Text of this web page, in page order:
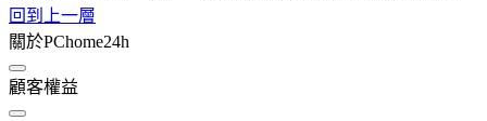
回到上一層
關於PChome24h
顧客權益